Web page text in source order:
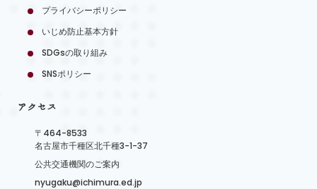
プライバシーポリシー
いじめ防止基本方針
SDGsの取り組み
SNSポリシー
アクセス
〒464-8533
名古屋市千種区北千種3-1-37
公共交通機関のご案内
nyugaku@ichimura.ed.jp